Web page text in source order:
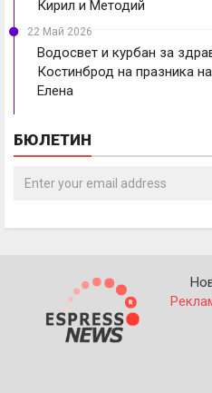
Кирил и Методий
22 Май 2026
Водосвет и курбан за
Костинброд на празника
Елена
БЮЛЕТИН